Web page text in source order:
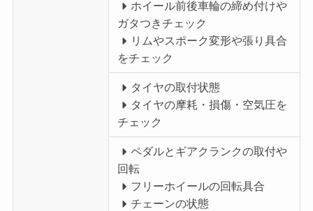
ホイール前後車輪の締め付けや
ガタつきチェック
リムやスポーク変形や張り具合
をチェック
タイヤの取付状態
タイヤの摩耗・損傷・空気圧を
チェック
ペダルとギアクランクの取付や
回転
フリーホイールの回転具合
チェーンの状態